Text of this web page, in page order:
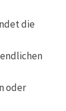
die
oder